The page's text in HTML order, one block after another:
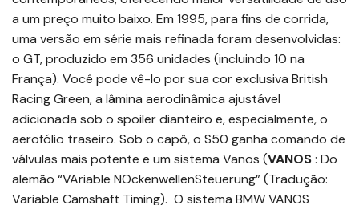
a um preço muito baixo. Em 1995, para fins de corrida,
uma versão em série mais refinada foram desenvolvidas:
o GT, produzido em 356 unidades (incluindo 10 na
França). Você pode vê-lo por sua cor exclusiva British
Racing Green, a lâmina aerodinâmica ajustável
adicionada sob o spoiler dianteiro e, especialmente, o
aerofólio traseiro. Sob o capô, o S50 ganha comando de
válvulas mais potente e um sistema Vanos (VANOS: Do
alemão “VAriable NOckenwellenSteuerung” (Tradução:
Variable Camshaft Timing). O sistema BMW VANOS